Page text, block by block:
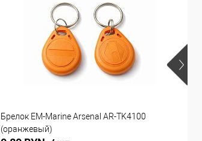
Брелок EM-Marine Arsenal AR-TK4100
(оранжевый)